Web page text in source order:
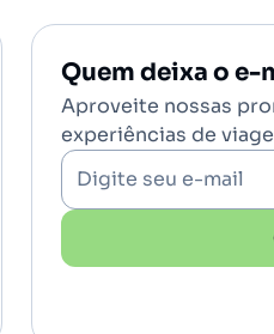
Quem deixa o e-
Aproveite nossas
experiências de
Digite seu e-mail